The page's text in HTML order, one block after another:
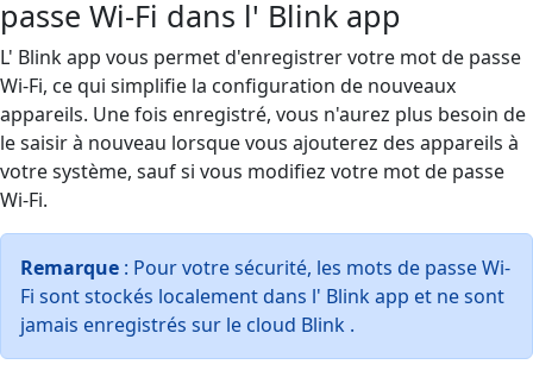
passe Wi-Fi dans l' Blink app
L' Blink app vous permet d'enregistrer votre mot de passe
Wi-Fi, ce qui simplifie la configuration de nouveaux
appareils. Une fois enregistré, vous n'aurez plus besoin de
le saisir à nouveau lorsque vous ajouterez des appareils à
votre système, sauf si vous modifiez votre mot de passe
Wi-Fi.
Remarque : Pour votre sécurité, les mots de passe Wi-
Fi sont stockés localement dans l' Blink app et ne sont
jamais enregistrés sur le cloud Blink .